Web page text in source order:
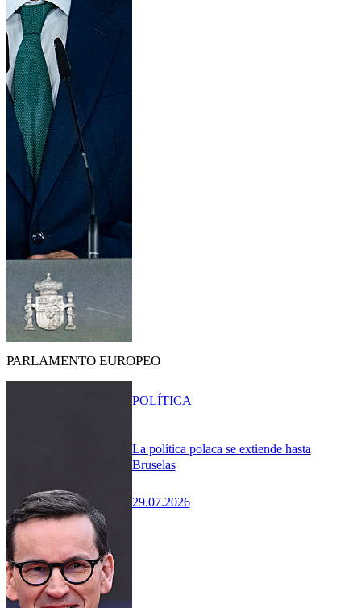
PARLAMENTO EUROPEO
La política polaca se extiende hasta
Bruselas
29.07.2026
POLÍTICA